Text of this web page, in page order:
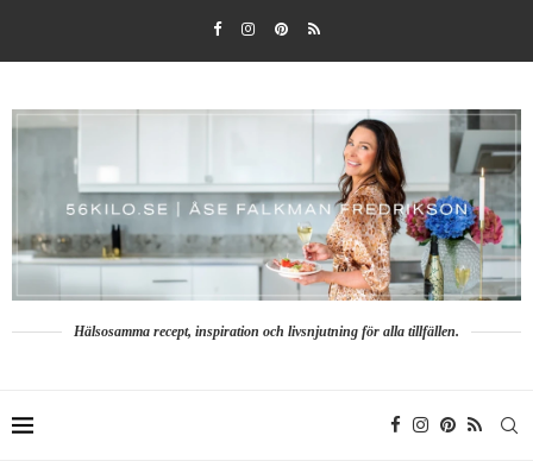
Hälsosamma recept, inspiration och livsnjutning för alla tillfällen.